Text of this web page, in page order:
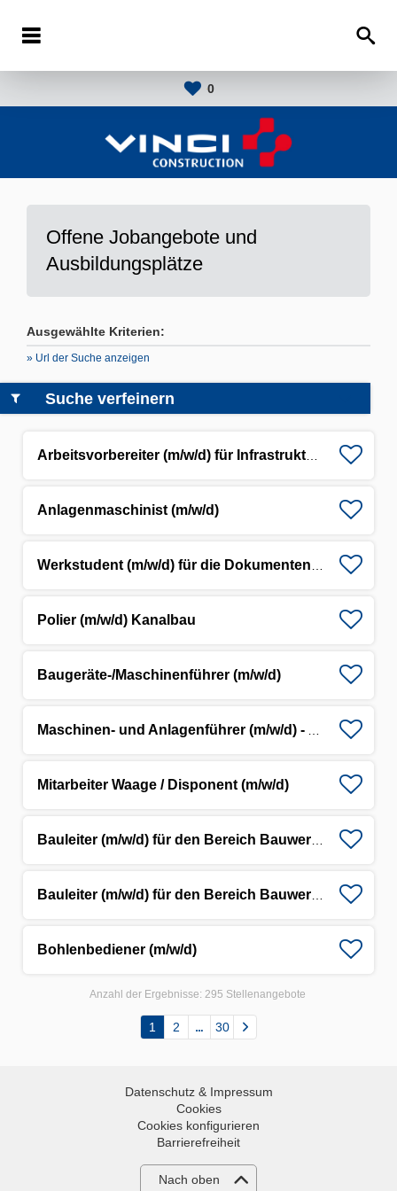
0
Offene Jobangebote und
Ausbildungsplätze
Ausgewählte Kriterien:
» Url der Suche anzeigen
Anlagenmaschinist (m/w/d)
Polier (m/w/d) Kanalbau
Baugeräte-/Maschinenführer (m/w/d)
Mitarbeiter Waage / Disponent (m/w/d)
Bohlenbediener (m/w/d)
Suche verfeinern
Anzahl der Ergebnisse: 295 Stellenangebote
1 2 30
Datenschutz & Impressum
Cookies
Cookies konfigurieren
Barrierefreiheit
Nach oben